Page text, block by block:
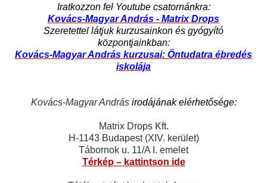
Iratkozzon fel Youtube csatornánkra:
Kovács-Magyar András - Matrix Drops
Szeretettel látjuk kurzusainkon és gyógyító
központjainkban:
Kovács-Magyar András kurzusai: Öntudatra ébredés
iskolája
Kovács-Magyar András irodájának elérhetősége:
Matrix Drops Kft.
H-1143 Budapest (XIV. kerület)
Tábornok u. 11/A I. emelet
Térkép – kattintson ide